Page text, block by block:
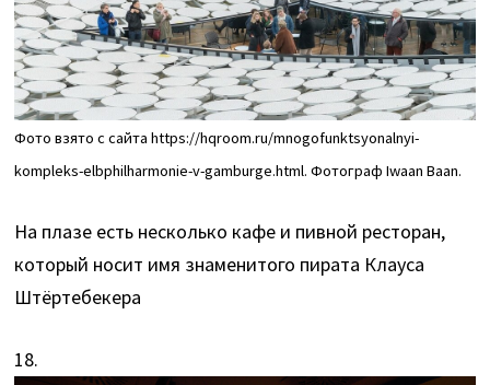
Фото взято с сайта https://hqroom.ru/mnogofunktsyonalnyi-
kompleks-elbphilharmonie-v-gamburge.html. Фотограф Iwaan Baan.
На плазе есть несколько кафе и пивной ресторан,
который носит имя знаменитого пирата Клауса
Штёртебекера
18.